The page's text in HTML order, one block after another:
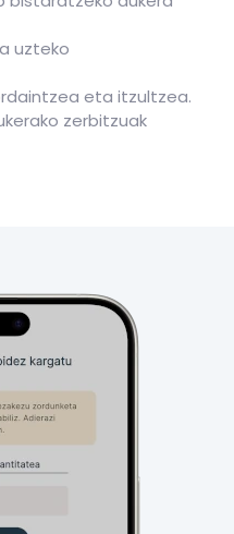
uzteko
eta itzultzea.
zerbitzuak